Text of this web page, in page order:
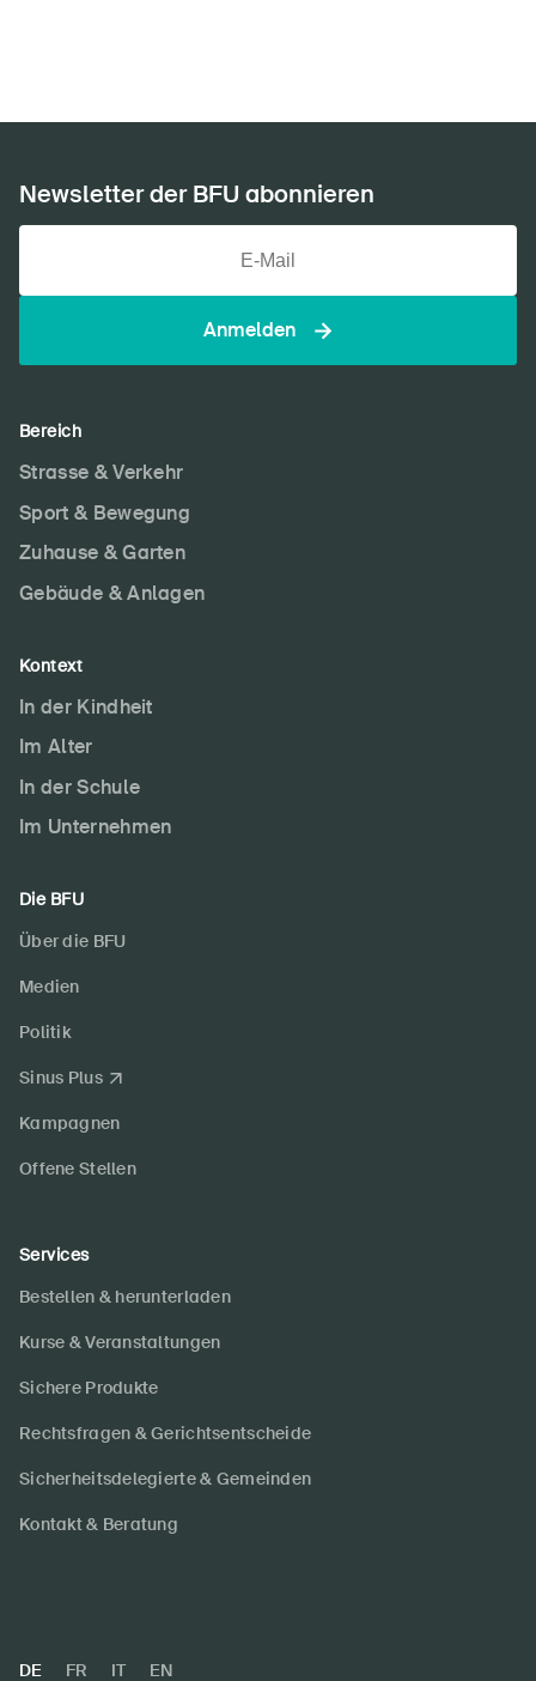
DE FR IT EN
Newsletter der BFU abonnieren
Anmelden
Bereich
Strasse & Verkehr
Sport & Bewegung
Zuhause & Garten
Gebäude & Anlagen
Kontext
In der Kindheit
Im Alter
In der Schule
Im Unternehmen
Die BFU
Über die BFU
Medien
Politik
Sinus Plus
Kampagnen
Offene Stellen
Services
Bestellen & herunterladen
Kurse & Veranstaltungen
Sichere Produkte
Rechtsfragen & Gerichtsentscheide
Sicherheitsdelegierte & Gemeinden
Kontakt & Beratung
DE FR IT EN